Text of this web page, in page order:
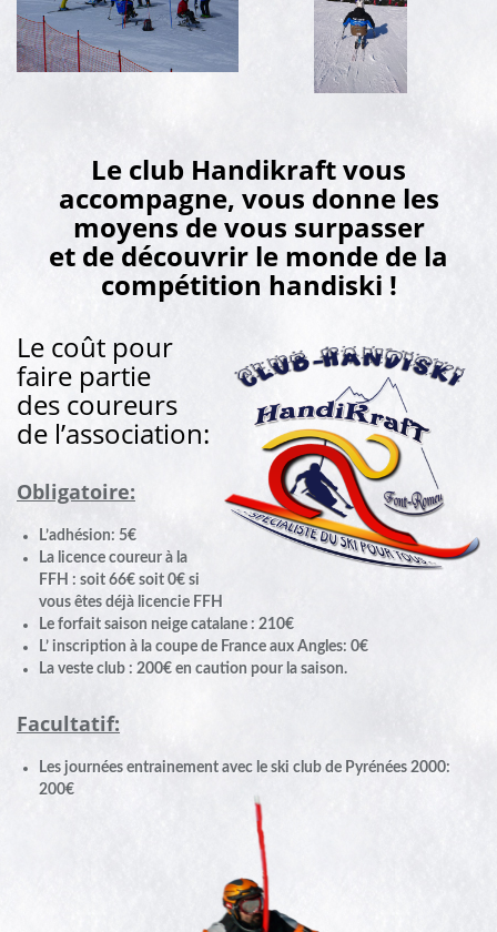
Le club Handikraft vous
accompagne, vous donne les
moyens de vous surpasser
et de découvrir le monde de la
compétition handiski !
Le coût pour
faire partie
des coureurs
de l’association:
Obligatoire:
L’adhésion: 5€
La licence coureur à la
FFH : soit 66€ soit 0€ si
vous êtes déjà licencie FFH
Le forfait saison neige catalane : 210€
L’ inscription à la coupe de France aux Angles: 0€
La veste club : 200€ en caution pour la saison.
Facultatif:
Les journées entrainement avec le ski club de Pyrénées 2000:
200€